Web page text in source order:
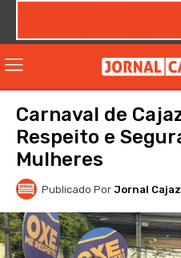
Carnaval de
Respeito e
Mulheres
Publicado Por Jornal